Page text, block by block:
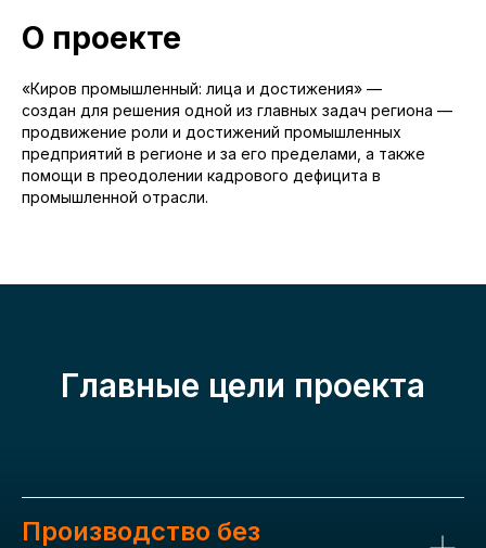
О проекте
«Киров промышленный: лица и достижения» —
создан для решения одной из главных задач региона —
продвижение роли и достижений промышленных
предприятий в регионе и за его пределами, а также
помощи в преодолении кадрового дефицита в
промышленной отрасли.
Главные цели проекта
Производство без